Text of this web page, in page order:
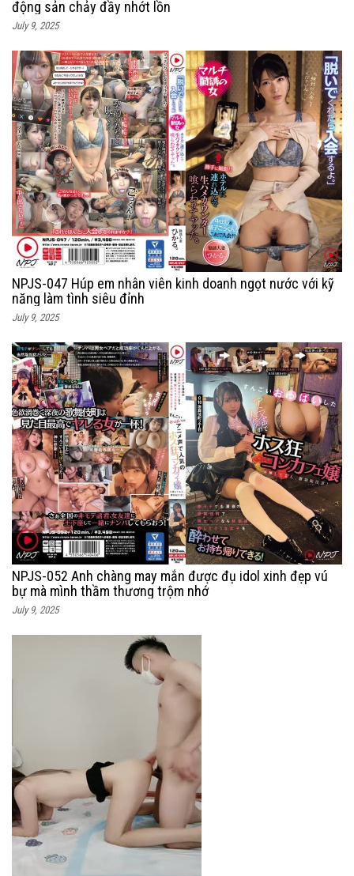
động sản chảy đầy nhớt lồn
July 9, 2025
NPJS-047 Húp em nhân viên kinh doanh ngọt nước với kỹ
năng làm tình siêu đỉnh
July 9, 2025
NPJS-052 Anh chàng may mắn được đụ idol xinh đẹp vú
bự mà mình thầm thương trộm nhớ
July 9, 2025